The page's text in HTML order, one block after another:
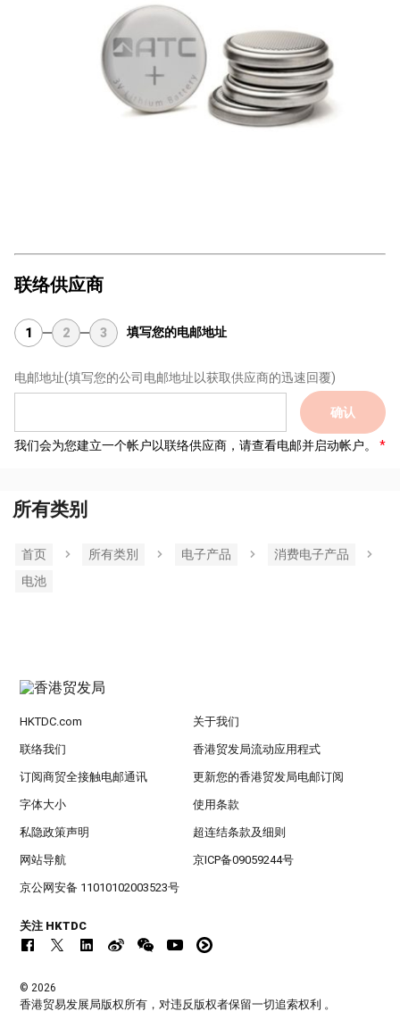
联络供应商
1 2 3 填写您的电邮地址
电邮地址(填写您的公司电邮地址以获取供应商的迅速回覆)
确认
我们会为您建立一个帐户以联络供应商，请查看电邮并启动帐户。
所有类别
首页 所有类別 电子产品
消费电子产品
电池
HKTDC.com 关于我们
联络我们 香港贸发局流动应用程式
订阅商贸全接触电邮通讯 更新您的香港贸发局电邮订阅
字体大小 使用条款
私隐政策声明 超连结条款及细则
网站导航 京ICP备09059244号
京公网安备 11010102003523号
关注 HKTDC
© 2026
香港贸易发展局版权所有，对违反版权者保留一切追索权利 。